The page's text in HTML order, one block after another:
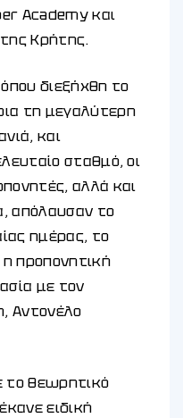
Academy και
Κρήτης.
διεξήχθη το
τη μεγαλύτερη
και
σταθμό, οι
αλλά και
απόλαυσαν το
ημέρας, το
η προπονητική
με τον
Αντονέλο
το θεωρητικό
ειδική